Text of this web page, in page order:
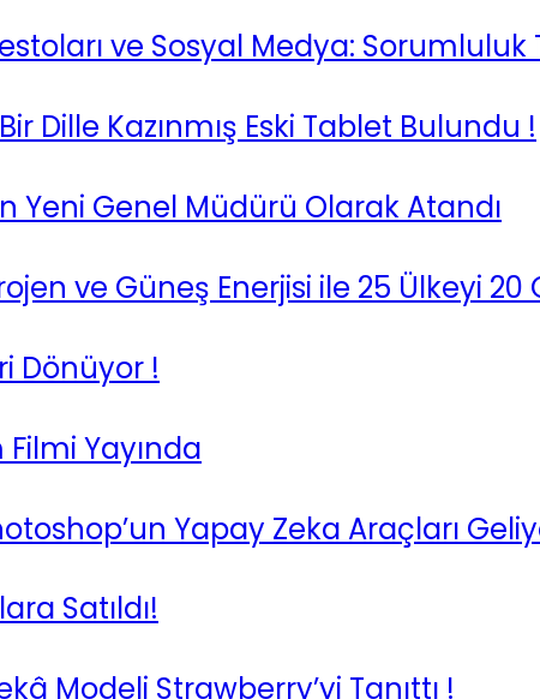
ve Sosyal Medya: Sorumluluk
Dille Kazınmış Eski Tablet Bulundu !
Yeni Genel Müdürü Olarak Atandı
ve Güneş Enerjisi ile 25 Ülkeyi
Dönüyor !
Yayında
Yapay Zeka Araçları
Satıldı!
Modeli Strawberry’yi Tanıttı !